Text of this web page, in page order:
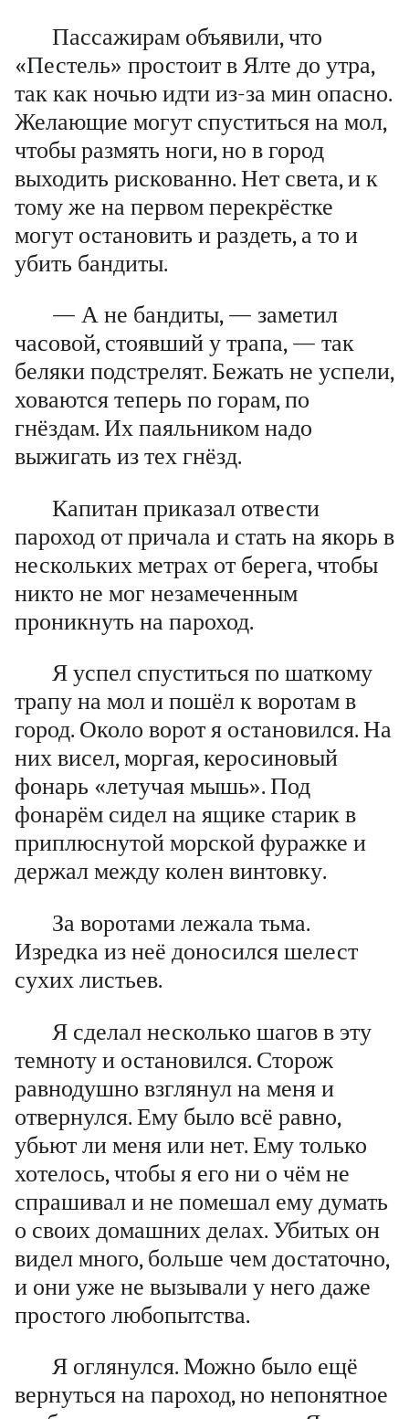
Пассажирам объявили, что
«Пестель» простоит в Ялте до утра,
так как ночью идти из-за мин опасно.
Желающие могут спуститься на мол,
чтобы размять ноги, но в город
выходить рискованно. Нет света, и к
тому же на первом перекрёстке
могут остановить и раздеть, а то и
убить бандиты.
— А не бандиты, — заметил
часовой, стоявший у трапа, — так
беляки подстрелят. Бежать не успели,
ховаются теперь по горам, по
гнёздам. Их паяльником надо
выжигать из тех гнёзд.
Капитан приказал отвести
пароход от причала и стать на якорь в
нескольких метрах от берега, чтобы
никто не мог незамеченным
проникнуть на пароход.
Я успел спуститься по шаткому
трапу на мол и пошёл к воротам в
город. Около ворот я остановился. На
них висел, моргая, керосиновый
фонарь «летучая мышь». Под
фонарём сидел на ящике старик в
приплюснутой морской фуражке и
держал между колен винтовку.
За воротами лежала тьма.
Изредка из неё доносился шелест
сухих листьев.
Я сделал несколько шагов в эту
темноту и остановился. Сторож
равнодушно взглянул на меня и
отвернулся. Ему было всё равно,
убьют ли меня или нет. Ему только
хотелось, чтобы я его ни о чём не
спрашивал и не помешал ему думать
о своих домашних делах. Убитых он
видел много, больше чем достаточно,
и они уже не вызывали у него даже
простого любопытства.
Я оглянулся. Можно было ещё
вернуться на пароход, но непонятное